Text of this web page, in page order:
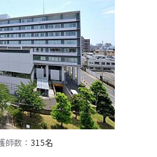
師数： 315名